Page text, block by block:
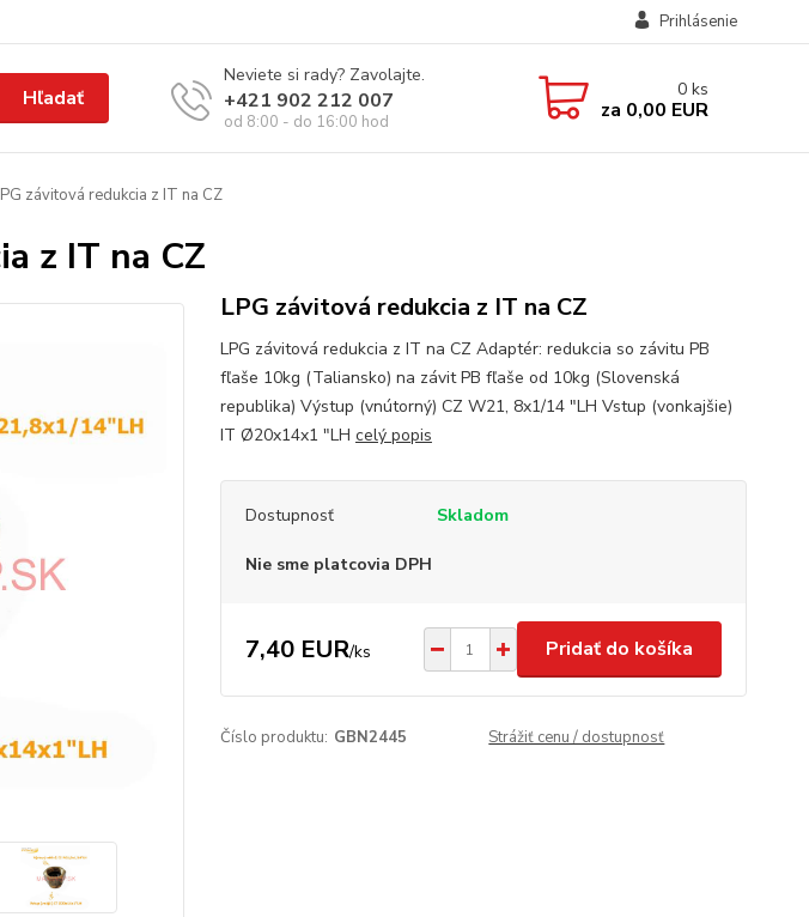
Prihlásenie
Hľadať
Neviete si rady? Zavolajte.
+421 902 212 007
od 8:00 - do 16:00 hod
0 ks
za 0,00 EUR
závitová redukcia z IT na CZ
z IT na CZ
LPG závitová redukcia z IT na CZ
LPG závitová redukcia z IT na CZ Adaptér: redukcia so závitu PB
fľaše 10kg (Taliansko) na závit PB fľaše od 10kg (Slovenská
republika) Výstup (vnútorný) CZ W21, 8x1/14 "LH Vstup (vonkajšie)
IT Ø20x14x1 "LH celý popis
Dostupnosť Skladom
Nie sme platcovia DPH
7,40 EUR/ks Pridať do košíka
Číslo produktu: GBN2445 Strážiť cenu / dostupnosť